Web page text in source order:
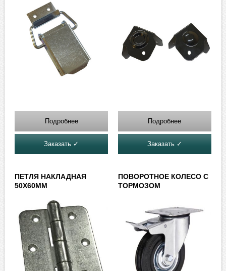
Подробнее
Заказать ✓
Подробнее
Заказать ✓
ПЕТЛЯ НАКЛАДНАЯ
50Х60ММ
ПОВОРОТНОЕ КОЛЕСО С
ТОРМОЗОМ